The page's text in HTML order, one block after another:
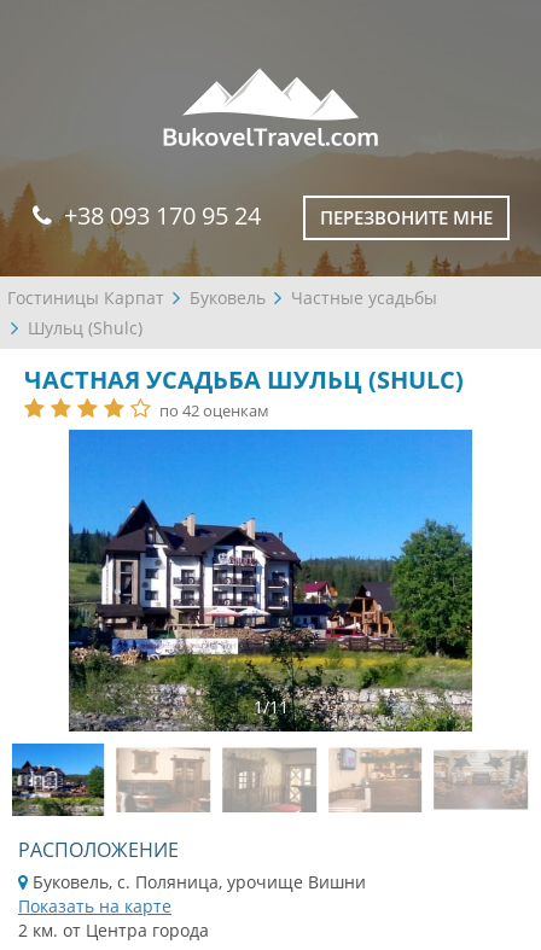
+38 093 170 95 24 ПЕРЕЗВОНИТЕ МНЕ
Гостиницы Карпат Буковель
Частные усадьбы
Шульц (Shulc)
ЧАСТНАЯ УСАДЬБА ШУЛЬЦ (SHULC)
по 42 оценкам
1/11
РАСПОЛОЖЕНИЕ
Буковель, с. Поляница, урочище Вишни
Показать на карте
2 км. от Центра города